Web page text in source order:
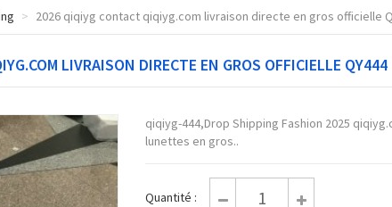
2026 qiqiyg contact qiqiyg.com livraison directe en gros officielle
LIVRAISON DIRECTE EN GROS OFFICIELLE QY444
qiqiyg-444,Drop Shipping Fashion 2025
lunettes en gros..
Quantité :